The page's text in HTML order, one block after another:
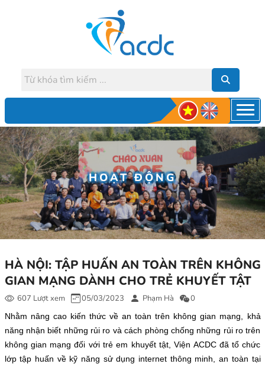
HOẠT ĐỘNG
HÀ NỘI: TẬP HUẤN AN TOÀN TRÊN KHÔNG
GIAN MẠNG DÀNH CHO TRẺ KHUYẾT TẬT
607 Lượt xem 05/03/2023 Phạm Hà 0
Nhằm nâng cao kiến thức về an toàn trên không gian mạng, khả
năng nhận biết những rủi ro và cách phòng chống những rủi ro trên
không gian mạng đối với trẻ em khuyết tật, Viện ACDC đã tổ chức
lớp tập huấn về kỹ năng sử dụng internet thông minh, an toàn tại